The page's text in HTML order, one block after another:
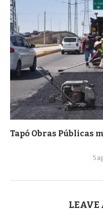
Tapó Obras Públicas
5
LEAVE